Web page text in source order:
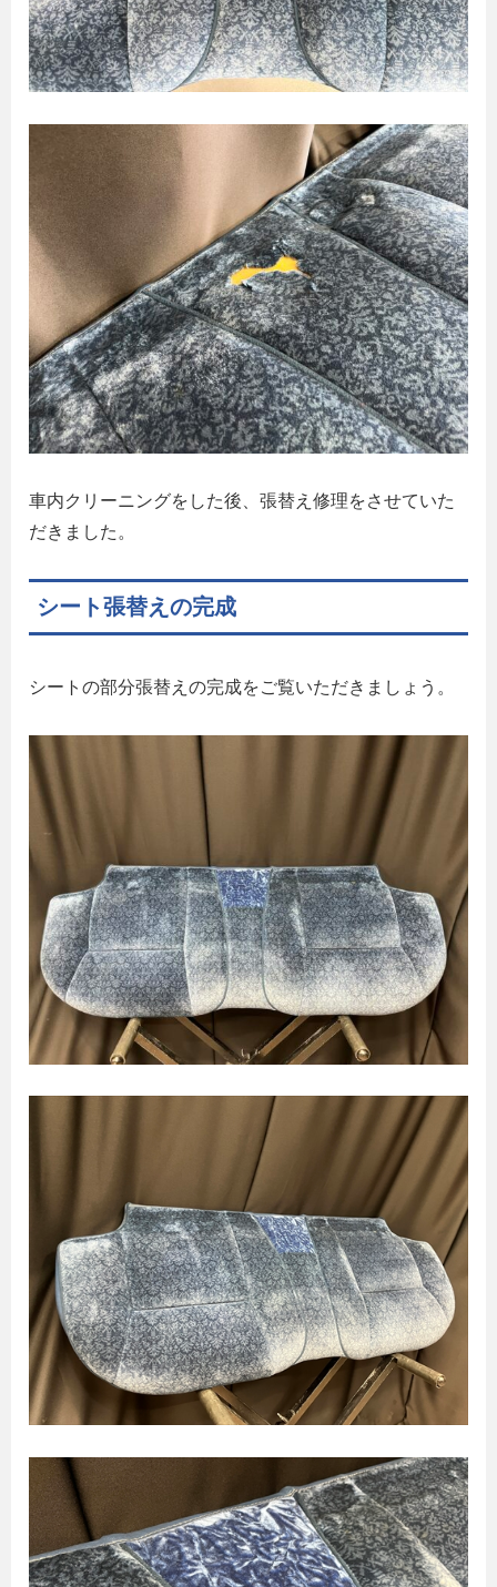
車内クリーニングをした後、張替え修理をさせていた
だきました。
シート張替えの完成
シートの部分張替えの完成をご覧いただきましょう。